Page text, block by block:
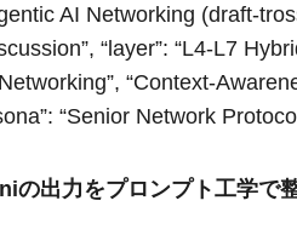
AI Networking (draft-
“layer”: “L4-L7
“Context-
“Senior Network
の出力をプロンプト工学で